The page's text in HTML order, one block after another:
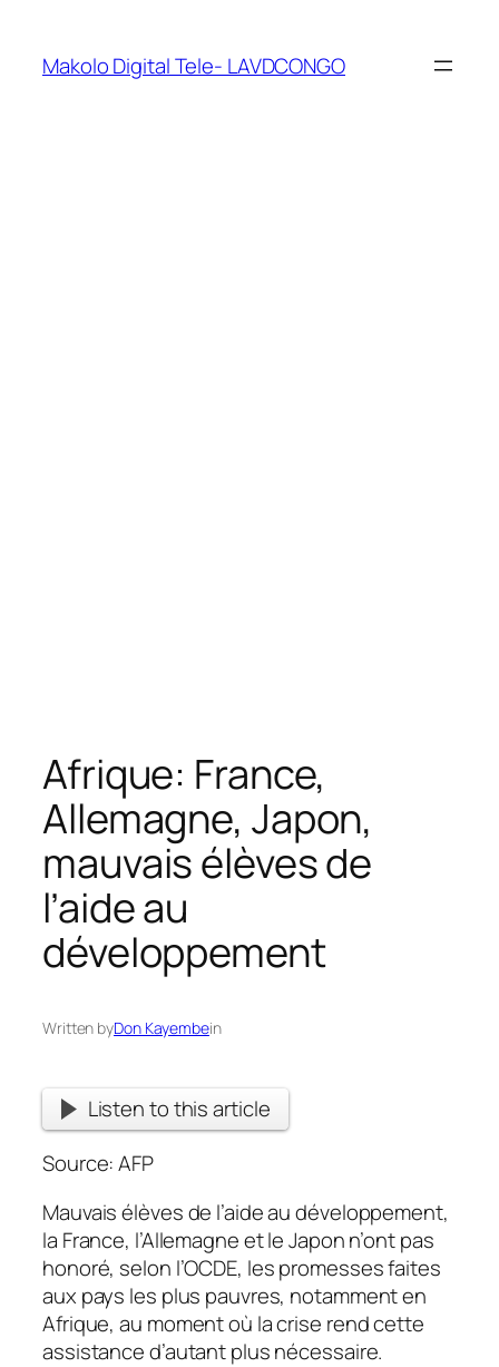
Makolo Digital Tele- LAVDCONGO
Afrique: France,
Allemagne, Japon,
mauvais élèves de
l’aide au
développement
Written byDon Kayembein
Listen to this article
Source: AFP
Mauvais élèves de l’aide au développement,
la France, l’Allemagne et le Japon n’ont pas
honoré, selon l’OCDE, les promesses faites
aux pays les plus pauvres, notamment en
Afrique, au moment où la crise rend cette
assistance d’autant plus nécessaire.